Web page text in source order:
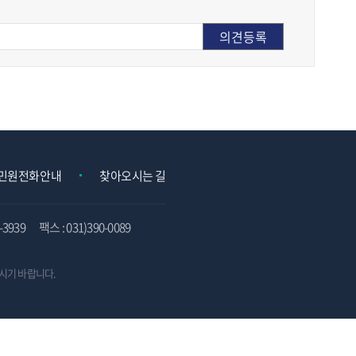
원전화안내 찾아오시는 길
팩스 : 031)390-0089
기 바랍니다.